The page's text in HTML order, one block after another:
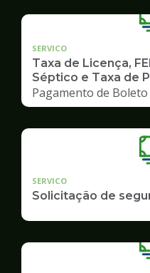
SERVICO
Taxa de Licença,
Séptico e Taxa de
Pagamento de Boleto
SERVICO
Solicitação de